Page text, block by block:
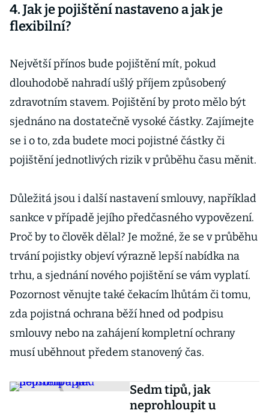
připlatí
4. Jak je pojištění nastaveno a jak je
flexibilní?
Největší přínos bude pojištění mít, pokud
dlouhodobě nahradí ušlý příjem způsobený
zdravotním stavem. Pojištění by proto mělo být
sjednáno na dostatečně vysoké částky. Zajímejte
se i o to, zda budete moci pojistné částky či
pojištění jednotlivých rizik v průběhu času měnit.
Důležitá jsou i další nastavení smlouvy, například
sankce v případě jejího předčasného vypovězení.
Proč by to člověk dělal? Je možné, že se v průběhu
trvání pojistky objeví výrazně lepší nabídka na
trhu, a sjednání nového pojištění se vám vyplatí.
Pozornost věnujte také čekacím lhůtám či tomu,
zda pojistná ochrana běží hned od podpisu
smlouvy nebo na zahájení kompletní ochrany
musí uběhnout předem stanovený čas.
Sedm tipů, jak
neprohloupit u